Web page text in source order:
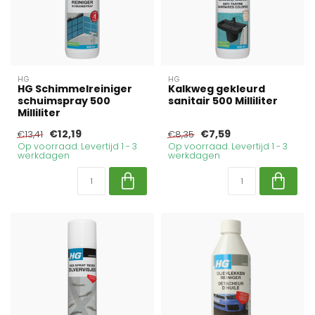
HG
HG Schimmelreiniger
schuimspray 500
Milliliter
€13,41 €12,19
Op voorraad. Levertijd 1 - 3
werkdagen
HG
Kalkweg gekleurd
sanitair 500 Milliliter
€8,35 €7,59
Op voorraad. Levertijd 1 - 3
werkdagen